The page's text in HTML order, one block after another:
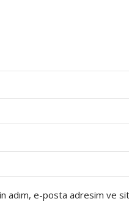
adım, e-posta adresim ve